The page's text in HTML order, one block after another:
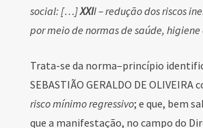
social: […]XXII – redução dos riscos
por meio de normas de saúde,
Trata-se da norma–princípio
SEBASTIÃO GERALDO DE OLIVEIRA
risco mínimo regressivo; e que, bem
que a manifestação, no campo do